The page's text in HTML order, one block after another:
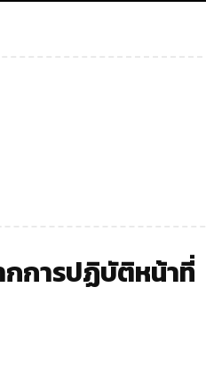
การปฏิบัติหน้าที่